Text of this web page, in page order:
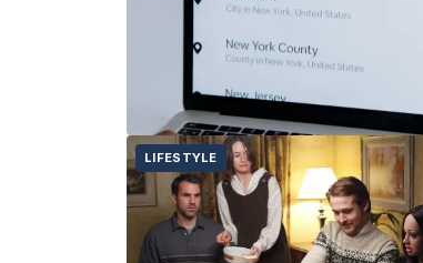
LIFESTYLE